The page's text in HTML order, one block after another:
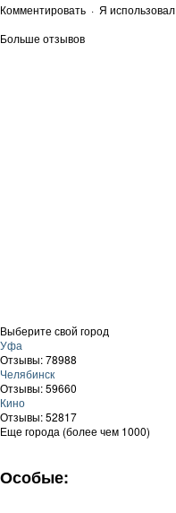
Комментировать · Я использовал
Больше отзывов
Выберите свой город
Уфа
Отзывы: 78988
Челябинск
Отзывы: 59660
Кино
Отзывы: 52817
Еще города (более чем 1000)
Особые: